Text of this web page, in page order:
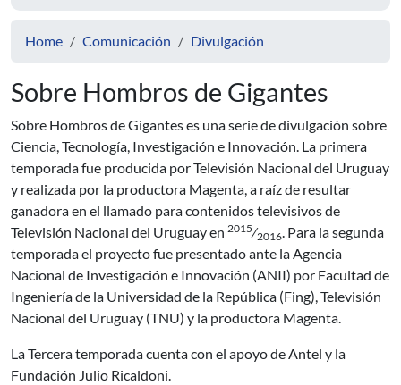
Home Comunicación Divulgación
Sobre Hombros de Gigantes
Sobre Hombros de Gigantes es una serie de divulgación sobre
Ciencia, Tecnología, Investigación e Innovación. La primera
temporada fue producida por Televisión Nacional del Uruguay
y realizada por la productora Magenta, a raíz de resultar
ganadora en el llamado para contenidos televisivos de
Televisión Nacional del Uruguay en 2015⁄2016. Para la segunda
temporada el proyecto fue presentado ante la Agencia
Nacional de Investigación e Innovación (ANII) por Facultad de
Ingeniería de la Universidad de la República (Fing), Televisión
Nacional del Uruguay (TNU) y la productora Magenta.
La Tercera temporada cuenta con el apoyo de Antel y la
Fundación Julio Ricaldoni.